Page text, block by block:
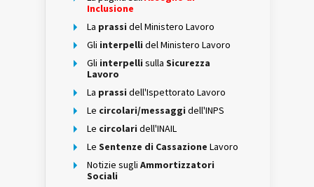
Inclusione
La prassi del Ministero Lavoro
Gli interpelli del Ministero Lavoro
Gli interpelli sulla Sicurezza
Lavoro
La prassi dell'Ispettorato Lavoro
Le circolari/messaggi dell'INPS
Le circolari dell'INAIL
Le Sentenze di Cassazione Lavoro
Notizie sugli Ammortizzatori
Sociali